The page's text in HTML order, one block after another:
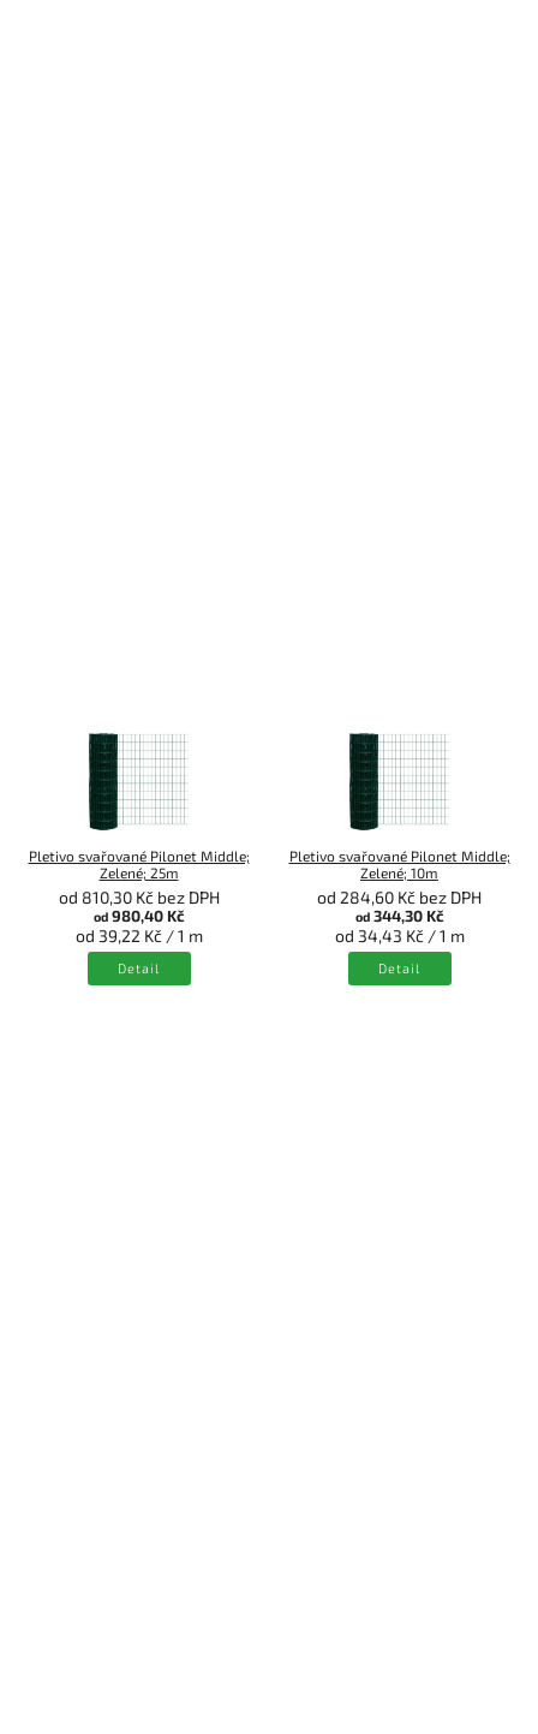
Pletivo svařované Pilonet Middle;
Zelené; 25m
od 810,30 Kč bez DPH
od980,40 Kč
od 39,22 Kč / 1 m
Detail
Pletivo svařované Pilonet Middle;
Zelené; 10m
od 284,60 Kč bez DPH
od344,30 Kč
od 34,43 Kč / 1 m
Detail